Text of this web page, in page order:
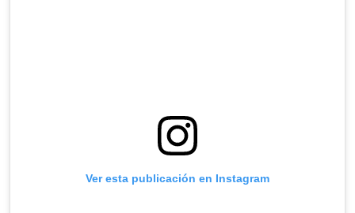
Ver esta publicación en Instagram